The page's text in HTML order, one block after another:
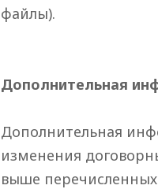
файлы).
Дополнительная
Дополнительная
изменения
выше